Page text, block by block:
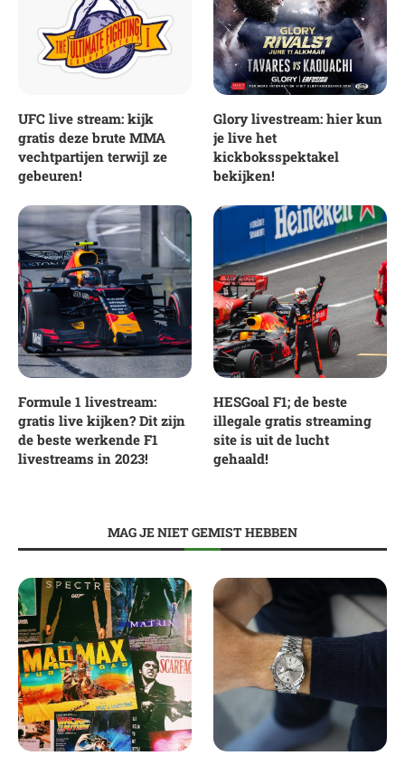
UFC live stream: kijk
gratis deze brute MMA
vechtpartijen terwijl ze
gebeuren!
Glory livestream: hier kun
je live het
kickboksspektakel
bekijken!
Formule 1 livestream:
gratis live kijken? Dit zijn
de beste werkende F1
livestreams in 2023!
HESGoal F1; de beste
illegale gratis streaming
site is uit de lucht
gehaald!
MAG JE NIET GEMIST HEBBEN